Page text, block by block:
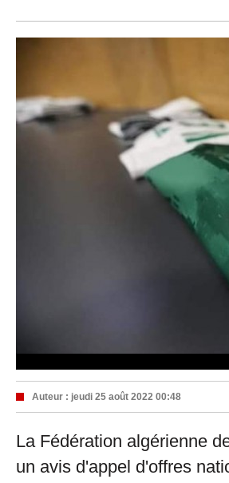
Auteur : jeudi 25 août 2022 00:48
La Fédération algérienne
un avis d'appel d'offres